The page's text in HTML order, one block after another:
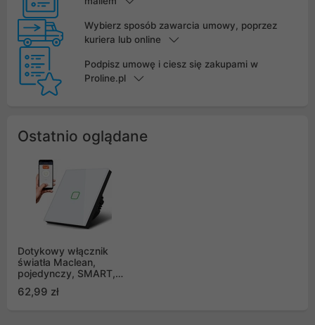
Wybierz sposób zawarcia umowy, poprzez
kuriera lub online
Podpisz umowę i ciesz się zakupami w
Proline.pl
Ostatnio oglądane
Dotykowy włącznik
światła Maclean,
pojedynczy, SMART,
biały z kwadratowym
62,99 zł